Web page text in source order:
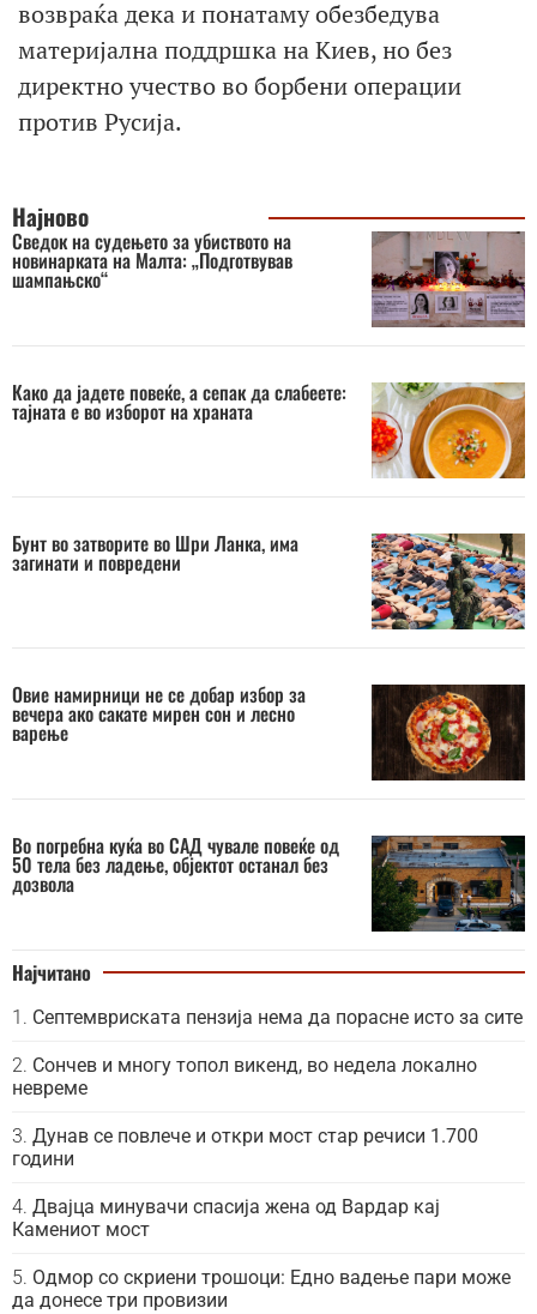
возвраќа дека и понатаму обезбедува
материјална поддршка на Киев, но без
директно учество во борбени операции
против Русија.
Најново
Сведок на судењето за убиството на
новинарката на Малта: „Подготвував
шампањско“
Како да јадете повеќе, а сепак да слабеете:
тајната е во изборот на храната
Бунт во затворите во Шри Ланка, има
загинати и повредени
Овие намирници не се добар избор за
вечера ако сакате мирен сон и лесно
варење
Во погребна куќа во САД чувале повеќе од
50 тела без ладење, објектот останал без
дозвола
Најчитано
Септемвриската пензија нема да порасне исто за сите
Сончев и многу топол викенд, во недела локално
невреме
Дунав се повлече и откри мост стар речиси 1.700
години
Двајца минувачи спасија жена од Вардар кај
Камениот мост
Одмор со скриени трошоци: Едно вадење пари може
да донесе три провизии